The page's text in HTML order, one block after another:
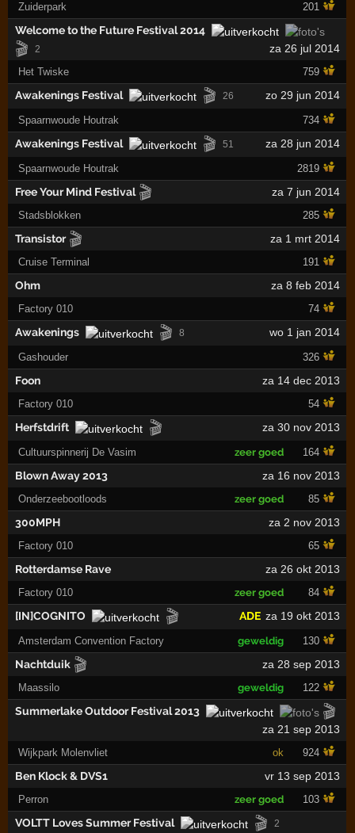
Zuiderpark 201
Welcome to the Future Festival 2014
🎬 2 za 26 jul 2014
Het Twiske 759
Awakenings Festival 🎬 26 zo 29 jun 2014
Spaarnwoude Houtrak 734
Awakenings Festival 🎬 51 za 28 jun 2014
Spaarnwoude Houtrak 2819
Free Your Mind Festival 🎬 za 7 jun 2014
Stadsblokken 285
Transistor 🎬 za 1 mrt 2014
Cruise Terminal 191
Ohm za 8 feb 2014
Factory 010 74
Awakenings 🎬 8 wo 1 jan 2014
Gashouder 326
Foon za 14 dec 2013
Factory 010 54
Herfstdrift 🎬 za 30 nov 2013
Cultuurspinnerij De Vasim zeer goed 164
Blown Away 2013 za 16 nov 2013
Onderzeebootloods zeer goed 85
300MPH za 2 nov 2013
Factory 010 65
Rotterdamse Rave za 26 okt 2013
Factory 010 zeer goed 84
[IN]COGNITO 🎬 za 19 okt 2013
ADE
Amsterdam Convention Factory geweldig 130
Nachtduik 🎬 za 28 sep 2013
Maassilo geweldig 122
Summerlake Outdoor Festival 2013 🎬
za 21 sep 2013
Wijkpark Molenvliet ok 924
Ben Klock & DVS1 vr 13 sep 2013
Perron zeer goed 103
VOLTT Loves Summer Festival 🎬 2